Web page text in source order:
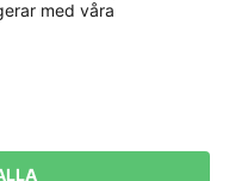
Ångra köp